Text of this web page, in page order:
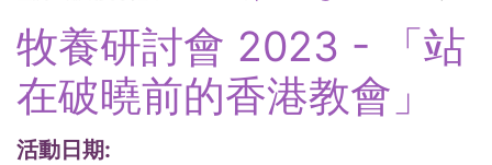
e-mail)
牧養研討會 2023 - 「站
在破曉前的香港教會」
活動日期: